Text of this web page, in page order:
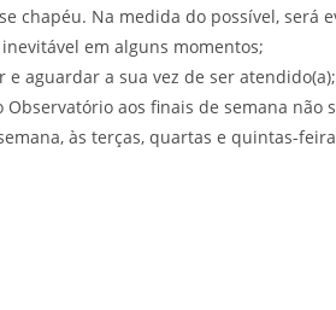
chapéu. Na medida do possível, será
em alguns momentos;
e aguardar a sua vez de ser atendido(a);
aos finais de semana não
às terças, quartas e quintas-